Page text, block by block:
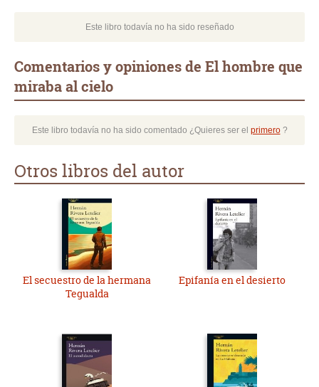
Este libro todavía no ha sido reseñado
Comentarios y opiniones de El hombre que
miraba al cielo
Este libro todavía no ha sido comentado ¿Quieres ser el primero?
Otros libros del autor
El secuestro de la hermana
Tegualda
Epifanía en el desierto